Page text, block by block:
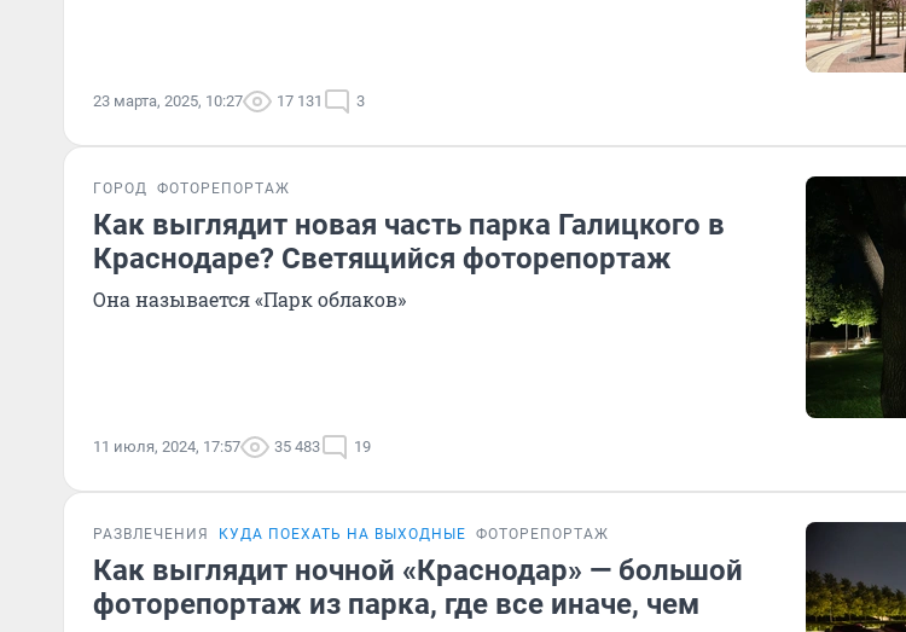
23 марта, 2025, 10:27 17 131 3
ГОРОД ФОТОРЕПОРТАЖ
Как выглядит новая часть парка Галицкого в
Краснодаре? Светящийся фоторепортаж
Она называется «Парк облаков»
11 июля, 2024, 17:57 35 483 19
РАЗВЛЕЧЕНИЯ КУДА ПОЕХАТЬ НА ВЫХОДНЫЕ ФОТОРЕПОРТАЖ
Как выглядит ночной «Краснодар» — большой
фоторепортаж из парка, где все иначе, чем